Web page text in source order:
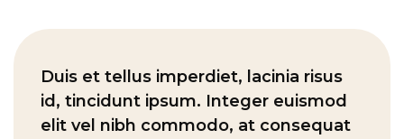
Duis et tellus imperdiet, lacinia risus
id, tincidunt ipsum. Integer euismod
elit vel nibh commodo, at consequat